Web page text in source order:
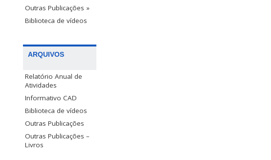
Outras Publicações »
Biblioteca de vídeos
ARQUIVOS
Relatório Anual de
Atividades
Informativo CAD
Biblioteca de vídeos
Outras Publicações
Outras Publicações –
Livros